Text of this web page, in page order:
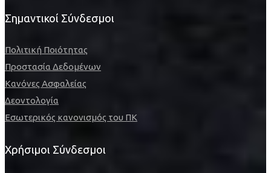
Σημαντικοί Σύνδεσμοι
Πολιτική Ποιότητας
Προστασία Δεδομένων
Κανόνες Ασφαλείας
Δεοντολογία
Εσωτερικός κανονισμός του ΠΚ
Χρήσιμοι Σύνδεσμοι